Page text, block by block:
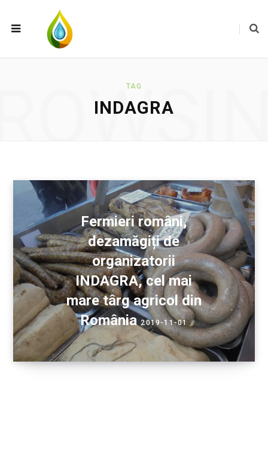
TAG
INDAGRA
Fermieri români,
dezamăgiți de
organizatorii
INDAGRA, cel mai
mare târg agricol din
România 2019-11-01